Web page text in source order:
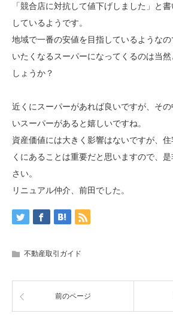
「競合店に対抗して値下げしました」と
しているようです。
地域で一番の安値を目指しているような
いたくなるスーパーになってくるのは当
しょうか？
近くにスーパーがあれば良いですが、そ
いスーパーがあると嬉しいですね。
資産価値には大きく影響はないですが、
くにあることは重要だと思いますので、
さい。
リニュアル仲介、前田でした。
不動産取引ガイド
前のページ